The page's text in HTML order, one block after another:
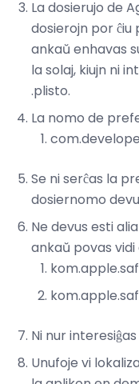
La dosierujo de
dosierojn por ĉiu
ankaŭ enhavas
la solaj, kiujn ni
.plisto.
La nomo de
Se ni serĉas la
dosiernomo
Ne devus esti
ankaŭ povas vidi
Ni nur
Unufoje vi